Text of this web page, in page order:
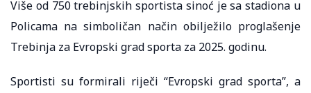
Više od 750 trebinjskih sportista sinoć je sa stadiona u
Policama na simboličan način obilježilo proglašenje
Trebinja za Evropski grad sporta za 2025. godinu.
Sportisti su formirali riječi “Evropski grad sporta”, a